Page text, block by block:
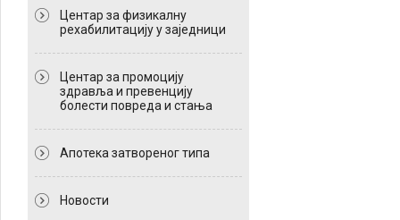
Центар за физикалну
рехабилитацију у заједници
Центар за промоцију
здравља и превенцију
болести повреда и стања
Апотека затвореног типа
Новости